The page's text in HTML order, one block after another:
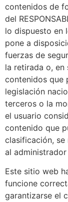
contenidos de
del
lo dispuesto en
pone a
fuerzas de
la retirada o,
contenidos que
legislación
terceros o la
el usuario
contenido que
clasificación,
al
Este sitio web
funcione
garantizarse el